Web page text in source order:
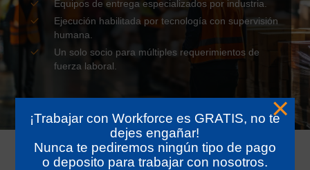
Equipos de entrega especializados por industria.
Ejecución habilitada por tecnología con supervisión
humana.
Un solo socio para múltiples requerimientos de
fuerza laboral.
Nuestro modelo de servicio
¡Trabajar con Workforce es GRATIS, no te
dejes engañar!
Nunca te pediremos ningún tipo de pago
o deposito para trabajar con nosotros.
×